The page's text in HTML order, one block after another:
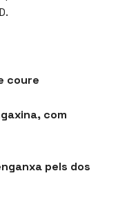
coure
com
pels dos